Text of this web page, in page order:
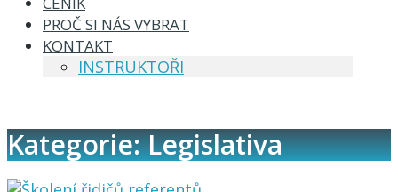
PROČ SI NÁS VYBRAT
KONTAKT
INSTRUKTOŘI
Kategorie: Legislativa